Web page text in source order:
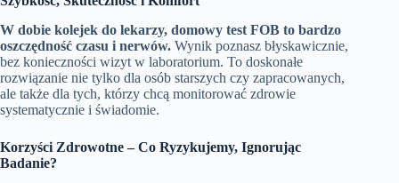
W dobie kolejek do lekarzy, domowy test FOB to bardzo
oszczędność czasu i nerwów. Wynik poznasz błyskawicznie,
bez konieczności wizyt w laboratorium. To doskonałe
rozwiązanie nie tylko dla osób starszych czy zapracowanych,
ale także dla tych, którzy chcą monitorować zdrowie
systematycznie i świadomie.
Korzyści Zdrowotne – Co Ryzykujemy, Ignorując
Badanie?